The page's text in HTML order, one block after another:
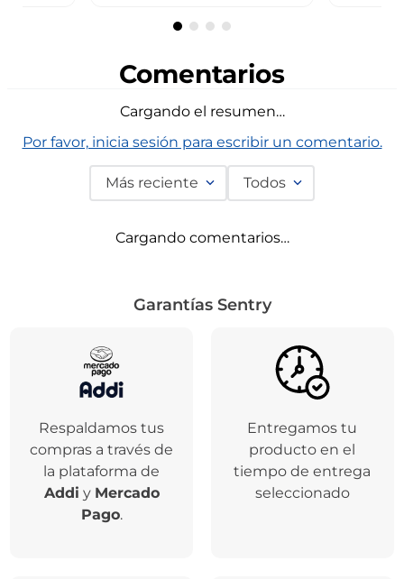
Comentarios
Cargando el resumen…
Por favor, inicia sesión para escribir un comentario.
Más reciente Todos
Cargando comentarios…
Garantías Sentry
Respaldamos tus
compras a través de
la plataforma de
Addi y Mercado
Pago.
Entregamos tu
producto en el
tiempo de entrega
seleccionado